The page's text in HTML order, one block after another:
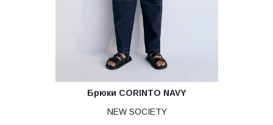
Брюки CORINTO NAVY
NEW SOCIETY